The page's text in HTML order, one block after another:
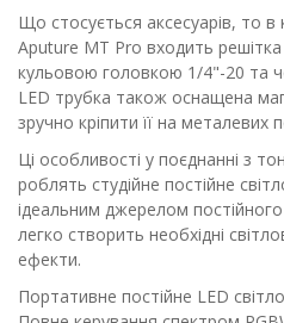
Що стосується аксесуарів, то
Aputure MT Pro входить решітка
кульовою головкою 1/4"-20 та
LED трубка також оснащена
зручно кріпити її на металевих
Ці особливості у поєднанні з
роблять студійне постійне
ідеальним джерелом
легко створить необхідні
ефекти.
Портативне постійне LED